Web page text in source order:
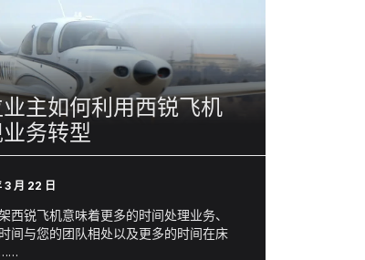
主如何利用西锐飞机
务转型
月 22 日
西锐飞机意味着更多的时间处理业务、
间与您的团队相处以及更多的时间在床
……